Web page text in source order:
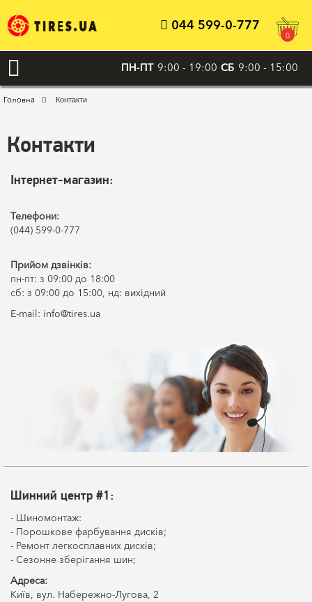
044 599-0-777
0
ПН-ПТ 9:00 - 19:00 СБ 9:00 - 15:00
Головна Контакти
Контакти
Інтернет-магазин:
Телефони:
(044) 599-0-777
Прийом дзвінків:
пн-пт: з 09:00 до 18:00
сб: з 09:00 до 15:00, нд: вихідний
E-mail: info@tires.ua
Шинний центр #1:
- Шиномонтаж:
- Порошкове фарбування дисків;
- Ремонт легкосплавних дисків;
- Сезонне зберігання шин;
Адреса:
Київ, вул. Набережно-Лугова, 2